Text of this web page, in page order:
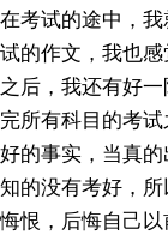
考试的途中，
的作文，我也
后，我还有好
所有科目的考
的事实，当真
的没有考好，
恨，后悔自己